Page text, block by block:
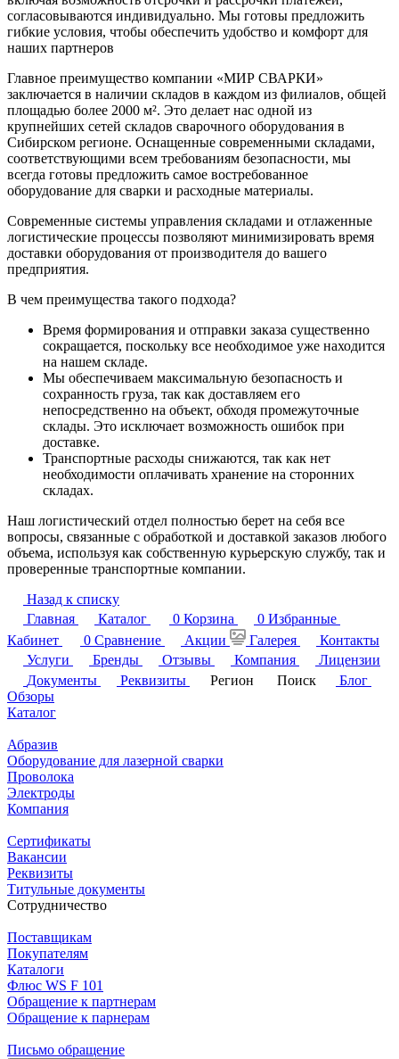
согласовываются индивидуально. Мы готовы предложить
гибкие условия, чтобы обеспечить удобство и комфорт для
наших партнеров
Главное преимущество компании «МИР СВАРКИ»
заключается в наличии складов в каждом из филиалов, общей
площадью более 2000 м². Это делает нас одной из
крупнейших сетей складов сварочного оборудования в
Сибирском регионе. Оснащенные современными складами,
соответствующими всем требованиям безопасности, мы
всегда готовы предложить самое востребованное
оборудование для сварки и расходные материалы.
Современные системы управления складами и отлаженные
логистические процессы позволяют минимизировать время
доставки оборудования от производителя до вашего
предприятия.
В чем преимущества такого подхода?
Время формирования и отправки заказа существенно
сокращается, поскольку все необходимое уже находится
на нашем складе.
Мы обеспечиваем максимальную безопасность и
сохранность груза, так как доставляем его
непосредственно на объект, обходя промежуточные
склады. Это исключает возможность ошибок при
доставке.
Транспортные расходы снижаются, так как нет
необходимости оплачивать хранение на сторонних
складах.
Наш логистический отдел полностью берет на себя все
вопросы, связанные с обработкой и доставкой заказов любого
объема, используя как собственную курьерскую службу, так и
проверенные транспортные компании.
Назад к списку
Главная
Каталог 0 Корзина 0 Избранные
Кабинет
0 Сравнение Акции Галерея
Контакты
Услуги
Бренды Отзывы Компания
Лицензии
Документы
Реквизиты Регион Поиск
Блог
Обзоры
Каталог
Абразив
Оборудование для лазерной сварки
Проволока
Электроды
Компания
Сертификаты
Вакансии
Реквизиты
Титульные документы
Сотрудничество
Поставщикам
Покупателям
Каталоги
Флюс WS F 101
Обращение к партнерам
Обращение к парнерам
Письмо обращение